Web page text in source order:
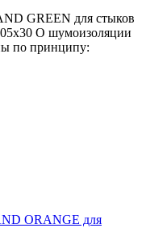
GREEN для стыков
О шумоизоляции
по принципу:
ORANGE для